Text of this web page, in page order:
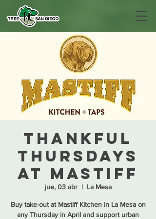
Thankful
Thursdays
at Mastiff
jue, 03 abr
  |
La Mesa
Buy take-out at Mastiff Kitchen in La Mesa on
any Thursday in April and support urban